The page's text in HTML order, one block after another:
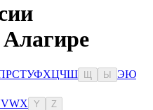
РСТУФХЦЧШ Ы ЭЮ
VWX Y Z